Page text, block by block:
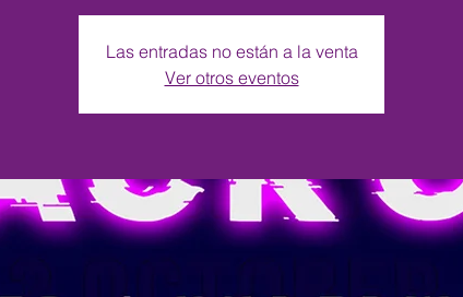
Las entradas no están a la venta
Ver otros eventos